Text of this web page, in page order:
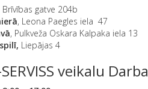
Brīvības gatve 204b
, Leona Paegles iela 47
, Pulkveža Oskara Kalpaka iela 13
Liepājas 4
veikalu